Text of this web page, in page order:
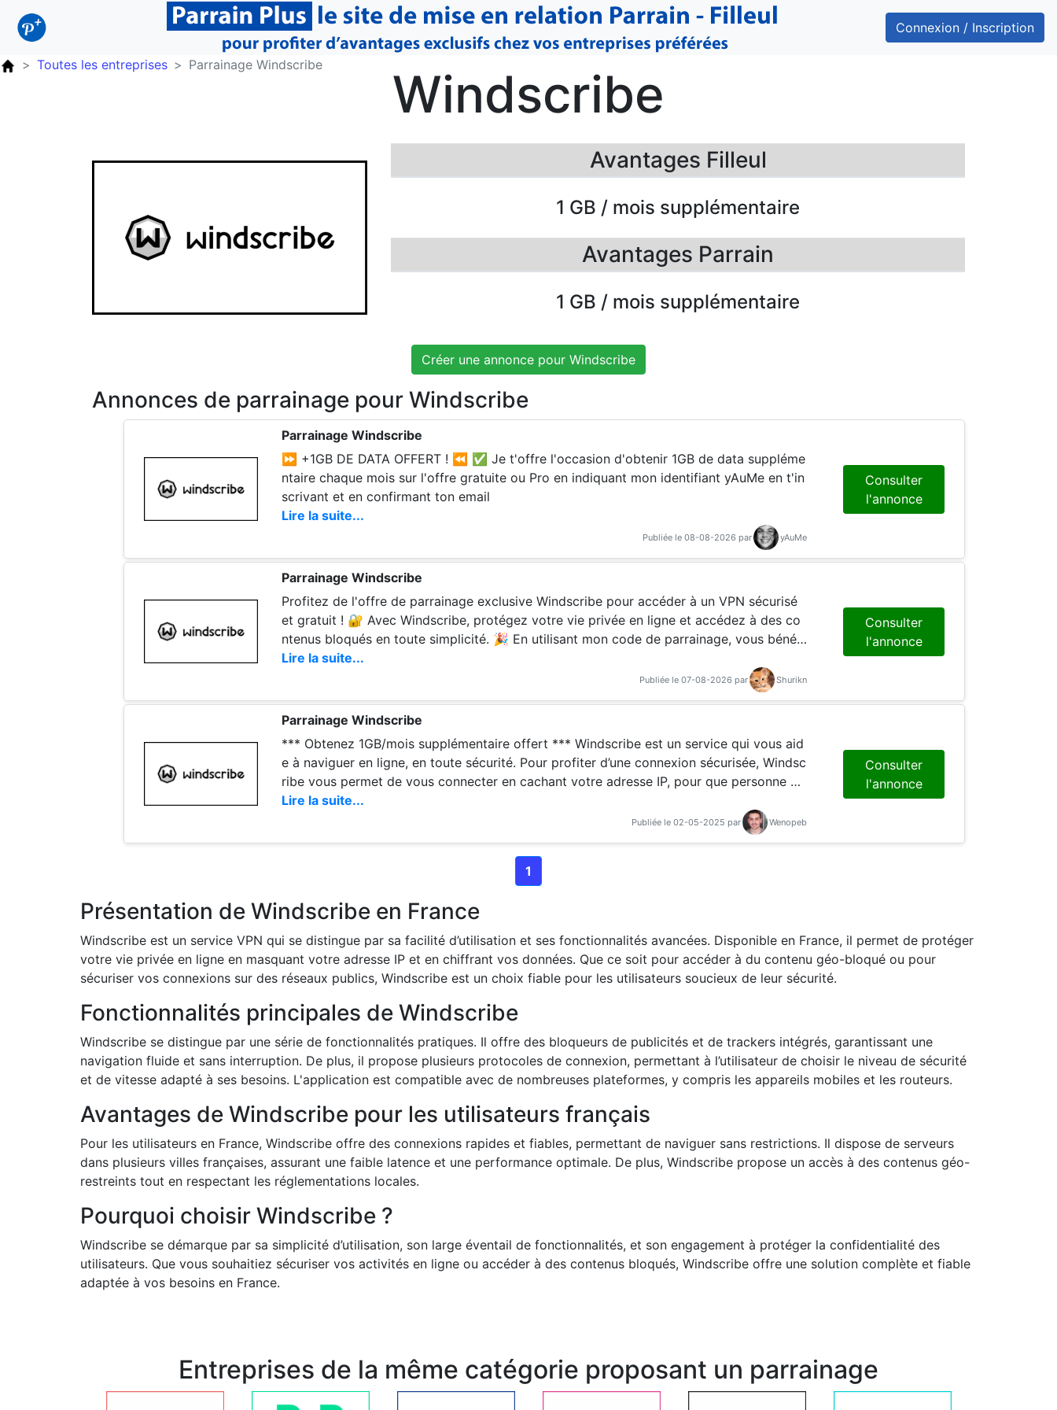
Connexion / Inscription
Toutes les entreprises Parrainage Windscribe Windscribe
Avantages Filleul
1 GB / mois supplémentaire
Avantages Parrain
1 GB / mois supplémentaire
Créer une annonce pour Windscribe
Annonces de parrainage pour Windscribe
Parrainage Windscribe
⏩ +1GB DE DATA OFFERT ! ⏪ ✅ Je t'offre l'occasion d'obtenir 1GB de data suppléme
ntaire chaque mois sur l'offre gratuite ou Pro en indiquant mon identifiant yAuMe en t'in
scrivant et en confirmant ton email
Lire la suite...
Publiée le 08-08-2026 par yAuMe
Consulter
l'annonce
Parrainage Windscribe
Profitez de l'offre de parrainage exclusive Windscribe pour accéder à un VPN sécurisé
et gratuit ! 🔐 Avec Windscribe, protégez votre vie privée en ligne et accédez à des co
ntenus bloqués en toute simplicité. 🎉 En utilisant mon code de parrainage, vous bénéfi
ciez de 1Go de navigation par mois supplémentaires, comme une bande passante accru
e et des fonctionnalités premium. Rejoignez une communauté
Lire la suite...
Publiée le 07-08-2026 par Shurikn
Consulter
l'annonce
Parrainage Windscribe
*** Obtenez 1GB/mois supplémentaire offert *** Windscribe est un service qui vous aid
e à naviguer en ligne, en toute sécurité. Pour profiter d’une connexion sécurisée, Windsc
ribe vous permet de vous connecter en cachant votre adresse IP, pour que personne ne
puisse prendre ou utiliser vos informations à des fins malveillantes. Pour obtenir les 1G
B/mois offert, inscrivez-vous en passant par le lien ci-dessus À
Lire la suite...
Publiée le 02-05-2025 par Wenopeb
Consulter
l'annonce
1
Présentation de Windscribe en France
Windscribe est un service VPN qui se distingue par sa facilité d’utilisation et ses fonctionnalités avancées. Disponible en France, il permet de protéger
votre vie privée en ligne en masquant votre adresse IP et en chiffrant vos données. Que ce soit pour accéder à du contenu géo-bloqué ou pour
sécuriser vos connexions sur des réseaux publics, Windscribe est un choix fiable pour les utilisateurs soucieux de leur sécurité.
Fonctionnalités principales de Windscribe
Windscribe se distingue par une série de fonctionnalités pratiques. Il offre des bloqueurs de publicités et de trackers intégrés, garantissant une
navigation fluide et sans interruption. De plus, il propose plusieurs protocoles de connexion, permettant à l’utilisateur de choisir le niveau de sécurité
et de vitesse adapté à ses besoins. L'application est compatible avec de nombreuses plateformes, y compris les appareils mobiles et les routeurs.
Avantages de Windscribe pour les utilisateurs français
Pour les utilisateurs en France, Windscribe offre des connexions rapides et fiables, permettant de naviguer sans restrictions. Il dispose de serveurs
dans plusieurs villes françaises, assurant une faible latence et une performance optimale. De plus, Windscribe propose un accès à des contenus géo-
restreints tout en respectant les réglementations locales.
Pourquoi choisir Windscribe ?
Windscribe se démarque par sa simplicité d’utilisation, son large éventail de fonctionnalités, et son engagement à protéger la confidentialité des
utilisateurs. Que vous souhaitiez sécuriser vos activités en ligne ou accéder à des contenus bloqués, Windscribe offre une solution complète et fiable
adaptée à vos besoins en France.
Entreprises de la même catégorie proposant un parrainage